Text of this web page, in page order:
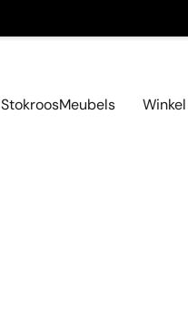
StokroosMeubels